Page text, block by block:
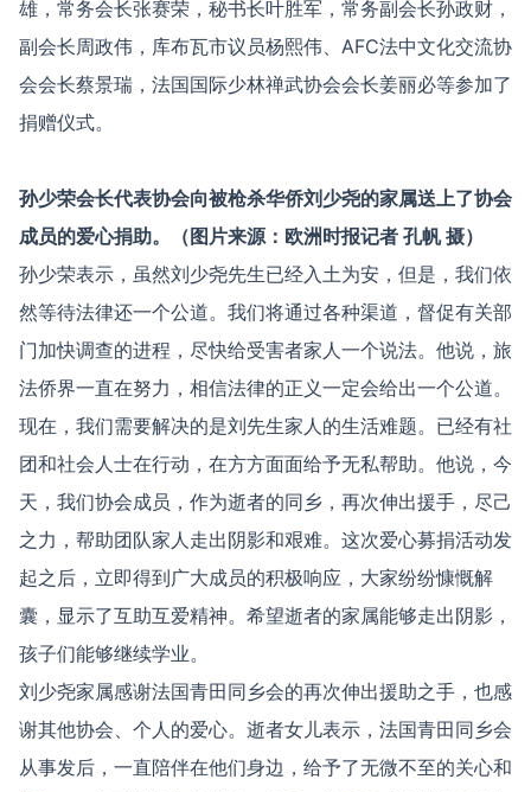
雄，常务会长张赛荣，秘书长叶胜军，常务副会长孙政财，
副会长周政伟，库布瓦市议员杨熙伟、AFC法中文化交流协
会会长蔡景瑞，法国国际少林禅武协会会长姜丽必等参加了
捐赠仪式。
孙少荣会长代表协会向被枪杀华侨刘少尧的家属送上了协会
成员的爱心捐助。（图片来源：欧洲时报记者 孔帆 摄）
孙少荣表示，虽然刘少尧先生已经入土为安，但是，我们依
然等待法律还一个公道。我们将通过各种渠道，督促有关部
门加快调查的进程，尽快给受害者家人一个说法。他说，旅
法侨界一直在努力，相信法律的正义一定会给出一个公道。
现在，我们需要解决的是刘先生家人的生活难题。已经有社
团和社会人士在行动，在方方面面给予无私帮助。他说，今
天，我们协会成员，作为逝者的同乡，再次伸出援手，尽己
之力，帮助团队家人走出阴影和艰难。这次爱心募捐活动发
起之后，立即得到广大成员的积极响应，大家纷纷慷慨解
囊，显示了互助互爱精神。希望逝者的家属能够走出阴影，
孩子们能够继续学业。
刘少尧家属感谢法国青田同乡会的再次伸出援助之手，也感
谢其他协会、个人的爱心。逝者女儿表示，法国青田同乡会
从事发后，一直陪伴在他们身边，给予了无微不至的关心和